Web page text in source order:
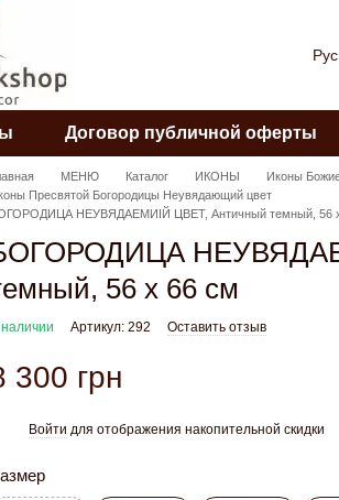
Рус
Договор публичной оферты
МЕНЮ Каталог ИКОНЫ
Иконы
Пресвятой Богородицы Неувядающий цвет
НЕУВЯДАЕМИІЙ ЦВЕТ, Античный темный, 56
56 x 66 см
Артикул: 292 Оставить отзыв
300 грн
Войти для отображения накопительной скидки